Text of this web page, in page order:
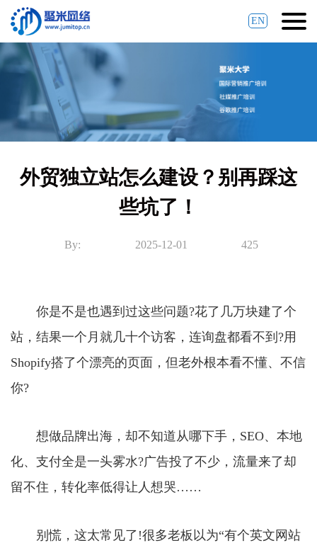
EN
外贸独立站怎么建设？别再踩这
些坑了！
By: 2025-12-01 425
你是不是也遇到过这些问题?花了几万块建了个
站，结果一个月就几十个访客，连询盘都看不到?用
Shopify搭了个漂亮的页面，但老外根本看不懂、不信
你?
想做品牌出海，却不知道从哪下手，SEO、本地
化、支付全是一头雾水?广告投了不少，流量来了却
留不住，转化率低得让人想哭……
别慌，这太常见了!很多老板以为“有个英文网站